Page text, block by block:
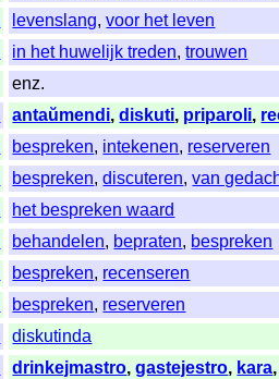
levenslang,voor het leven
in het huwelijk treden,trouwen
enz.
antaŭmendi,diskuti, priparoli,
bespreken, intekenen, reserveren
bespreken,discuteren,van
het bespreken waard
behandelen, bepraten, bespreken
bespreken, recenseren
bespreken, reserveren
diskutinda
drinkejmastro,gastejestro, kara